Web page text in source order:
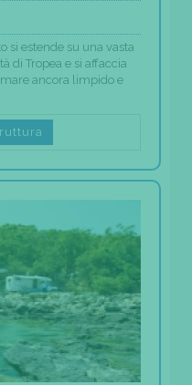
si estende su una vasta
di Tropea e si affaccia
ancora limpido e